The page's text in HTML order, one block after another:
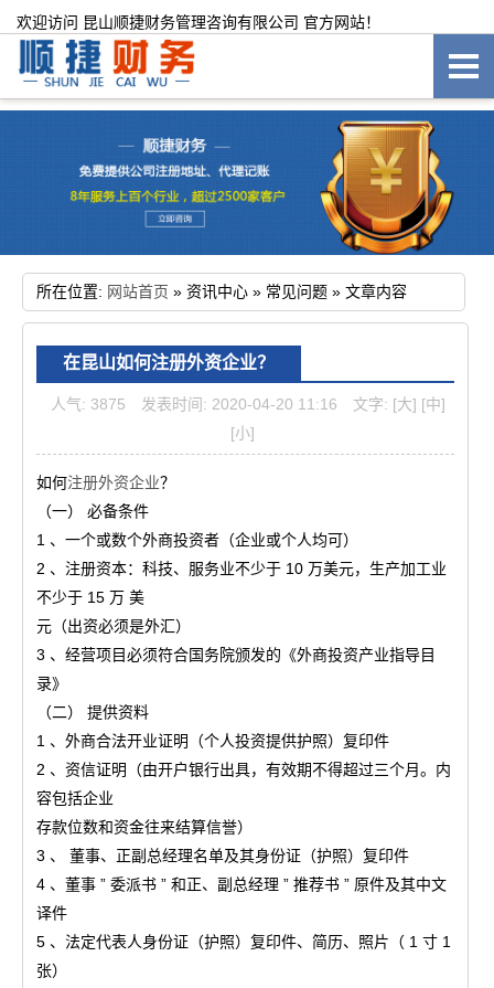
欢迎访问 昆山顺捷财务管理咨询有限公司 官方网站！
所在位置: 网站首页 » 资讯中心 » 常见问题 » 文章内容
在昆山如何注册外资企业？
人气: 3875 发表时间: 2020-04-20 11:16 文字: [大] [中]
[小]
如何注册外资企业？
（一） 必备条件
1 、一个或数个外商投资者（企业或个人均可）
2 、注册资本：科技、服务业不少于 10 万美元，生产加工业
不少于 15 万 美
元（出资必须是外汇）
3 、经营项目必须符合国务院颁发的《外商投资产业指导目
录》
（二） 提供资料
1 、外商合法开业证明（个人投资提供护照）复印件
2 、资信证明（由开户银行出具，有效期不得超过三个月。内
容包括企业
存款位数和资金往来结算信誉）
3 、 董事、正副总经理名单及其身份证（护照）复印件
4 、董事 ” 委派书 ” 和正、副总经理 ” 推荐书 ” 原件及其中文
译件
5 、法定代表人身份证（护照）复印件、简历、照片（ 1 寸 1
张）